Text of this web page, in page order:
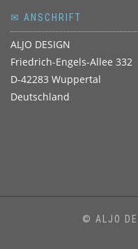
✉ ANSCHRIFT
ALJO DESIGN
Friedrich-Engels-Allee 332
D-42283 Wuppertal
Deutschland
© ALJO